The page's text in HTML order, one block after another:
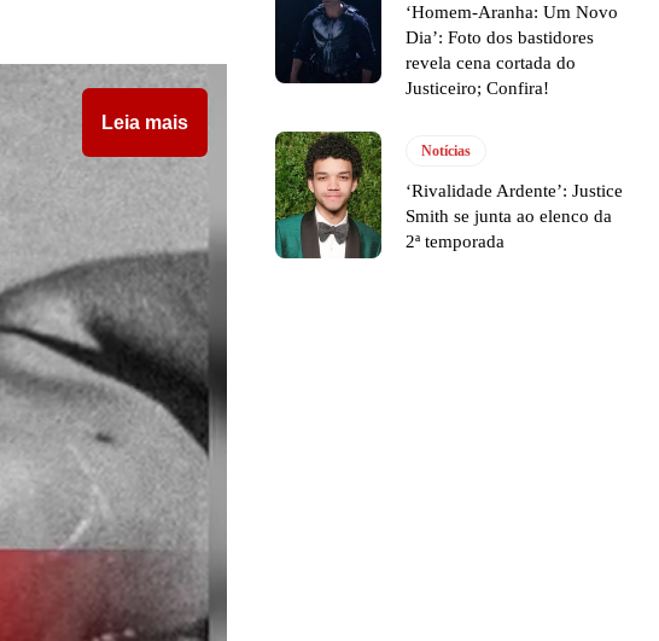
Leia mais
‘Homem-Aranha: Um Novo
Dia’: Foto dos bastidores
revela cena cortada do
Justiceiro; Confira!
Notícias
‘Rivalidade Ardente’: Justice
Smith se junta ao elenco da
2ª temporada